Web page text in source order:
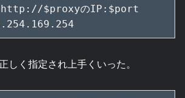
$proxyのIP:$port
しく指定され上手くいった。